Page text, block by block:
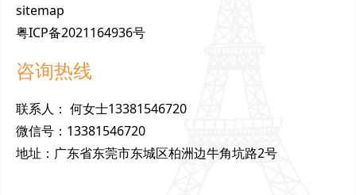
sitemap
粤ICP备2021164936号
咨询热线
联系人 ： 何女士13381546720
微信号 ： 13381546720
地址 ： 广东省东莞市东城区柏洲边牛角坑路2号